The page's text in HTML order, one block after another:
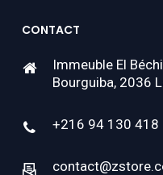
CONTACT
Immeuble El
Bourguiba, 2036
+216 94 130 418